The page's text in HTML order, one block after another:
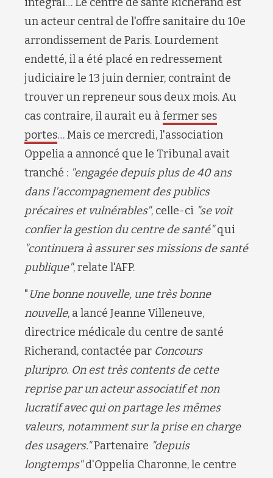
un acteur central de l'offre sanitaire du 10e
arrondissement de Paris. Lourdement
endetté, il a été placé en redressement
judiciaire le 13 juin dernier, contraint de
trouver un repreneur sous deux mois. Au
cas contraire, il aurait eu àfermer ses
portes… Mais ce mercredi,l'association
Oppelia a annoncé que le Tribunal avait
tranché : "engagée depuis plus de 40 ans
dans l'accompagnement des publics
précaires et vulnérables", celle-ci "se voit
confier la gestion ducentre de santé"qui
"continuera à assurer ses missions de santé
publique", relate l'AFP.
" Une bonne nouvelle, une très bonne
nouvelle, a lancé Jeanne Villeneuve,
directrice médicale du centre de santé
Richerand, contactée par Concours
pluripro. On est très contentsde cette
reprise par un acteurassociatifet non
lucratifavec qui on partage les mêmes
valeurs, notamment sur la prise en charge
des usagers." Partenaire "depuis
longtemps"d'Oppelia Charonne, le centre